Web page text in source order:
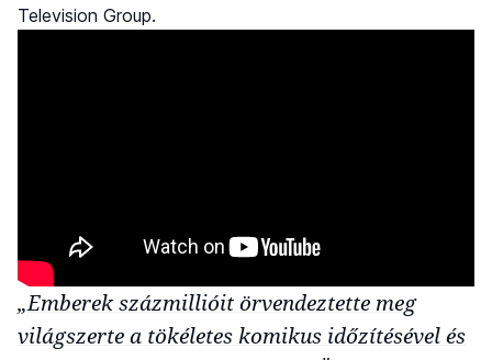
Television Group.
„Emberek százmillióit örvendeztette meg
világszerte a tökéletes komikus időzítésével és